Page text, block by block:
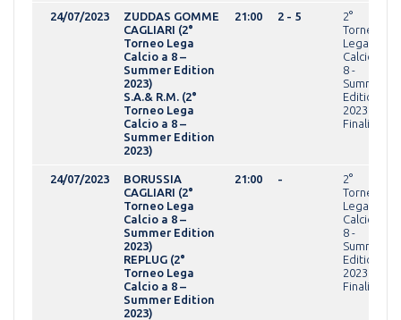
24/07/2023
ZUDDAS GOMME
CAGLIARI (2°
Torneo Lega
Calcio a 8 –
Summer Edition
2023)
S.A.& R.M. (2°
Torneo Lega
Calcio a 8 –
Summer Edition
2023)
21:00 2 - 5
2°
Torneo
Lega
Calcio a
8 -
Summer
Edition
2023Fasi
Finali
24/07/2023
BORUSSIA
CAGLIARI (2°
Torneo Lega
Calcio a 8 –
Summer Edition
2023)
REPLUG (2°
Torneo Lega
Calcio a 8 –
Summer Edition
2023)
21:00 -
2°
Torneo
Lega
Calcio a
8 -
Summer
Edition
2023Fasi
Finali